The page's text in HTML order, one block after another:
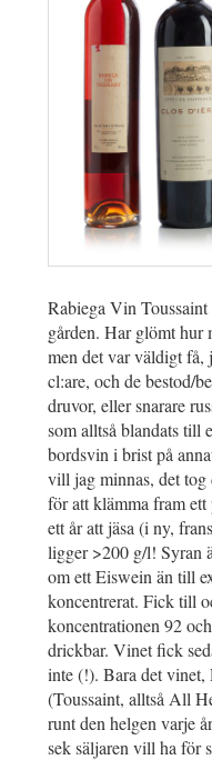
Rabiega Vin
gården. Har glömt hur
men det var väldigt få,
cl:are, och de bestod/
druvor, eller snarare
som alltså blandats till
bordsvin i brist på
vill jag minnas, det
för att klämma fram
ett år att jäsa (i ny,
ligger >200 g/l! Syran
om ett Eiswein än till
koncentrerat. Fick till
koncentrationen 92
drickbar. Vinet fick
inte (!). Bara det
(Toussaint, alltså All
runt den helgen varje
sek säljaren vill ha för